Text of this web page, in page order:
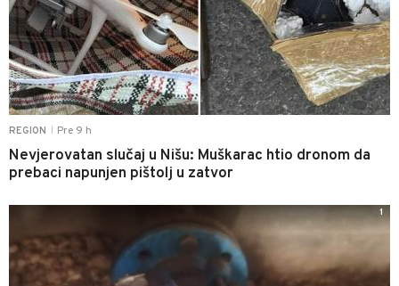
REGION Pre 9 h
Nevjerovatan slučaj u Nišu: Muškarac htio dronom da
prebaci napunjen pištolj u zatvor
1